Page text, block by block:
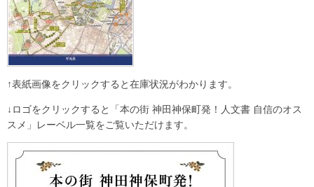
↑表紙画像をクリックすると在庫状況がわかります。
↓ロゴをクリックすると「本の街 神田神保町発！人文書 自信のオス
スメ」レーベル一覧をご覧いただけます。